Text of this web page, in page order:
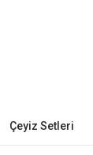
Çeyiz Setleri